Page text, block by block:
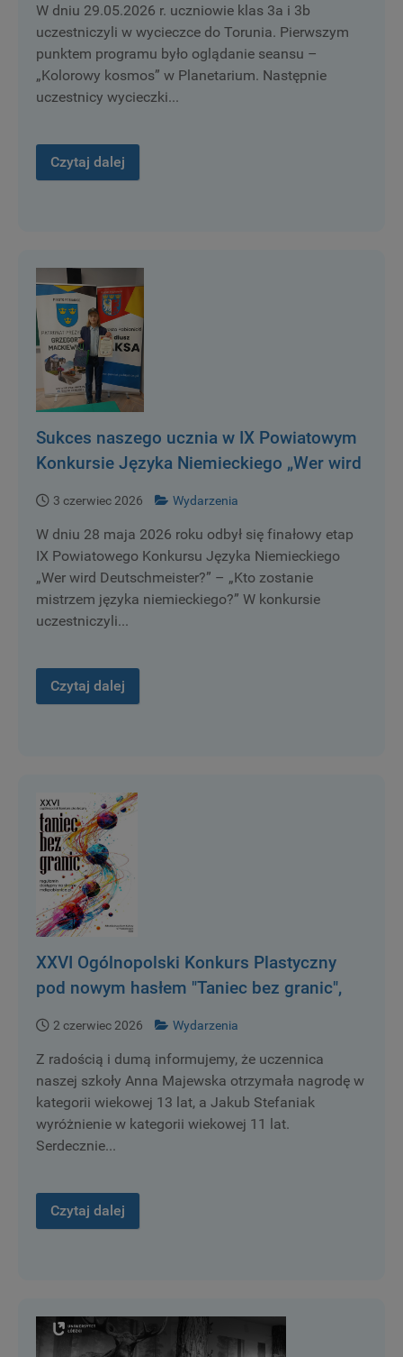
W dniu 29.05.2026 r. uczniowie klas 3a i 3b
uczestniczyli w wycieczce do Torunia. Pierwszym
punktem programu było oglądanie seansu –
„Kolorowy kosmos” w Planetarium. Następnie
uczestnicy wycieczki...
Czytaj dalej
Sukces naszego ucznia w IX Powiatowym
Konkursie Języka Niemieckiego „Wer wird
mistrzem języka niemieckiego?”
3 czerwiec 2026 Wydarzenia
W dniu 28 maja 2026 roku odbył się finałowy etap
IX Powiatowego Konkursu Języka Niemieckiego
„Wer wird Deutschmeister?” – „Kto zostanie
mistrzem języka niemieckiego?” W konkursie
uczestniczyli...
Czytaj dalej
XXVI Ogólnopolski Konkurs Plastyczny
pod nowym hasłem "Taniec bez granic",
2 czerwiec 2026 Wydarzenia
Z radością i dumą informujemy, że uczennica
naszej szkoły Anna Majewska otrzymała nagrodę w
kategorii wiekowej 13 lat, a Jakub Stefaniak
wyróżnienie w kategorii wiekowej 11 lat.
Serdecznie...
Czytaj dalej